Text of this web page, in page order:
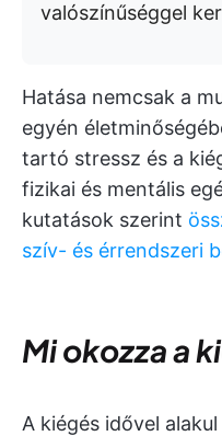
valószínűséggel
Hatása nemcsak a
egyén
tartó stressz és a
fizikai és mentális
kutatások szerint
szív- és érrendszeri
Mi okozza a
A kiégés idővel